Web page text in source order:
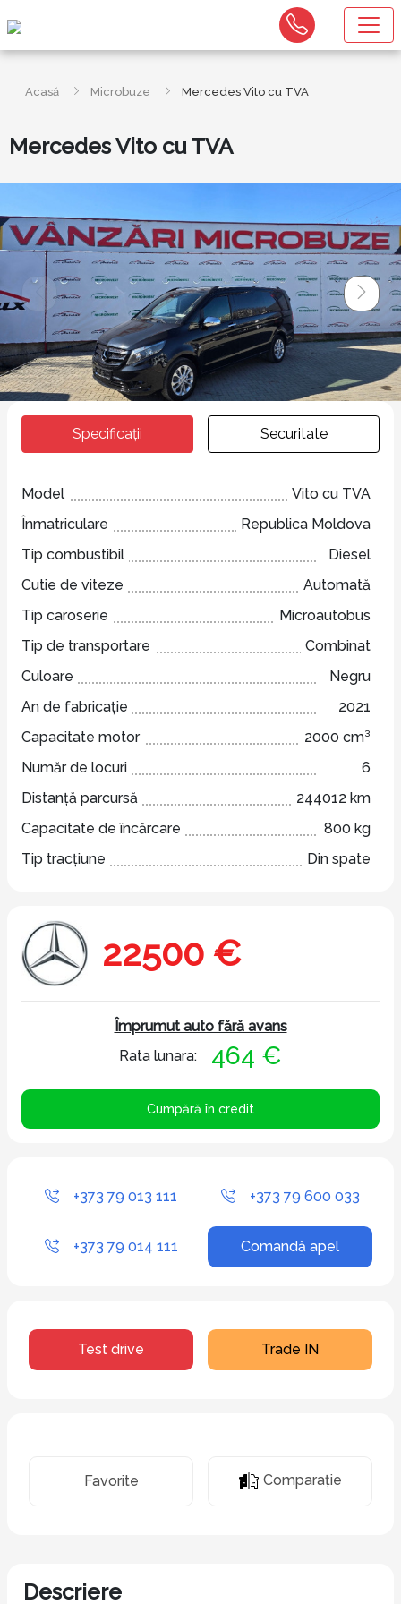
Acasă Microbuze Mercedes Vito cu TVA
Mercedes Vito cu TVA
Specificații Securitate
Model
Vito cu TVA
Înmatriculare
Republica Moldova
Tip combustibil
Diesel
Cutie de viteze
Automată
Tip caroserie
Microautobus
Tip de transportare
Combinat
Culoare
Negru
An de fabricație
2021
Capacitate motor
2000 cm³
Număr de locuri
6
Distanță parcursă
244012 km
Capacitate de încărcare
800 kg
Tip tracțiune
Din spate
22500 €
Împrumut auto fără avans
Rata lunara:
464 €
Cumpără în credit
+373 79 013 111 +373 79 600 033
+373 79 014 111 Comandă apel
Test drive Trade IN
Favorite Comparaţie
Descriere